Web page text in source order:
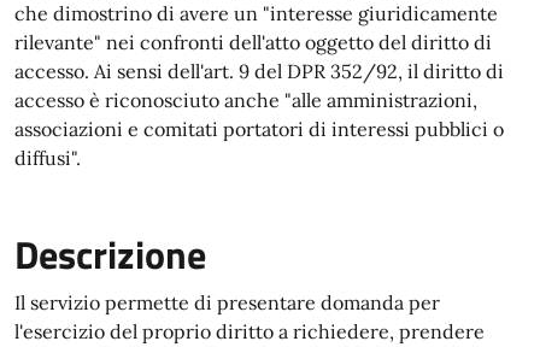
che dimostrino di avere un "interesse giuridicamente
rilevante" nei confronti dell'atto oggetto del diritto di
accesso. Ai sensi dell'art. 9 del DPR 352/92, il diritto di
accesso è riconosciuto anche "alle amministrazioni,
associazioni e comitati portatori di interessi pubblici o
diffusi".
Descrizione
Il servizio permette di presentare domanda per
l'esercizio del proprio diritto a richiedere, prendere